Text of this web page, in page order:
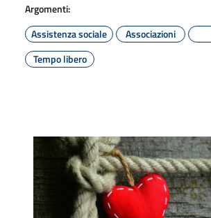
Argomenti:
Assistenza sociale
Associazioni
Tempo libero